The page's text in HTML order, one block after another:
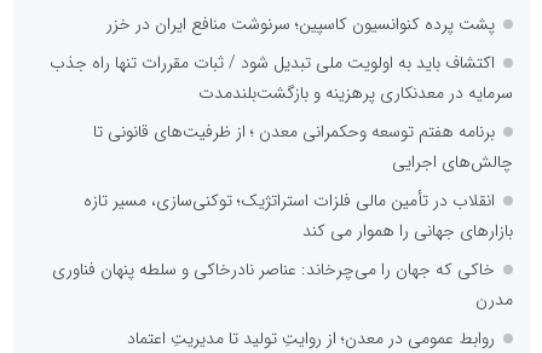
پشت پرده کنوانسیون کاسپین؛ سرنوشت منافع ایران در خزر
اکتشاف باید به اولویت ملی تبدیل شود / ثبات مقررات تنها راه جذب
سرمایه در معدنکاری پرهزینه و بازگشت‌بلندمدت
برنامه هفتم توسعه وحکمرانی معدن ؛ از ظرفیت‌های قانونی تا
چالش‌های اجرایی
انقلاب در تأمین مالی فلزات استراتژیک؛ توکنی‌سازی، مسیر تازه
بازارهای جهانی را هموار می کند
خاکی که جهان را می‌چرخاند: عناصر نادرخاکی و سلطه پنهان فناوری
مدرن
روابط عمومی در معدن؛ از روایتِ تولید تا مدیریتِ اعتماد